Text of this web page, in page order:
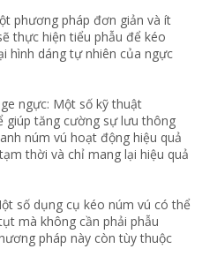
phương pháp đơn giản và ít
thực hiện tiểu phẫu để kéo
hình dáng tự nhiên của ngực
ngực: Một số kỹ thuật
giúp tăng cường sự lưu thông
núm vú hoạt động hiệu quả
thời và chỉ mang lại hiệu quả
số dụng cụ kéo núm vú có thể
mà không cần phải phẫu
pháp này còn tùy thuộc